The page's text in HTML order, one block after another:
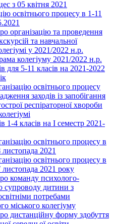
з 05 квітня 2021
освітнього процесу в 1-11
організацію та проведення
та навчальної
у 2021/2022 н.р.
колегіуму 2021/2022 н.р.
для 5-11 класів на 2021-2022
освітнього процесу
заходів із запобігання
респіраторної хвороби
1-4 класів на І семестр 2021-
освітнього процесу в
листопада 2021
освітнього процесу в
листопада 2021 року
команду психолого-
супроводу дитини з
потребами
міського колегіуму
дистанційну форму здобуття